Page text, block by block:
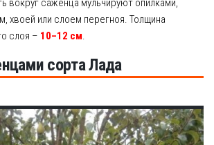
вокруг саженца мульчируют опилками,
хвоей или слоем перегноя. Толщина
слоя – 10–12 см.
сорта Лада